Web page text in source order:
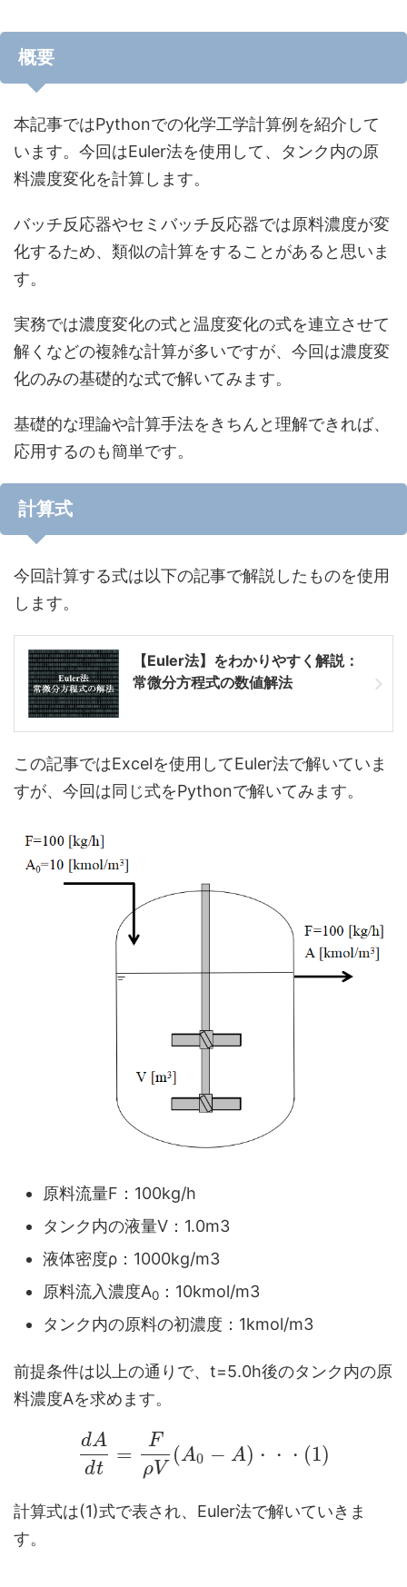
概要
本記事ではPythonでの化学工学計算例を紹介して
います。今回はEuler法を使用して、タンク内の原
料濃度変化を計算します。
バッチ反応器やセミバッチ反応器では原料濃度が変
化するため、類似の計算をすることがあると思いま
す。
実務では濃度変化の式と温度変化の式を連立させて
解くなどの複雑な計算が多いですが、今回は濃度変
化のみの基礎的な式で解いてみます。
基礎的な理論や計算手法をきちんと理解できれば、
応用するのも簡単です。
計算式
今回計算する式は以下の記事で解説したものを使用
します。
【Euler法】をわかりやすく解説：
常微分方程式の数値解法
この記事ではExcelを使用してEuler法で解いていま
すが、今回は同じ式をPythonで解いてみます。
原料流量F：100kg/h
タンク内の液量V：1.0m3
液体密度ρ：1000kg/m3
原料流入濃度A0 ：10kmol/m3
タンク内の原料の初濃度：1kmol/m3
前提条件は以上の通りで、t=5.0h後のタンク内の原
料濃度Aを求めます。
dA
dt
=
F
ρV
(A0 − A) ・ ・ ・ (1)
計算式は(1)式で表され、Euler法で解いていきま
す。